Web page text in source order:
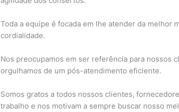
Toda a equipe é focada em lhe atender da melhor
cordialidade.
Nos preocupamos em ser referência para nossos
orgulhamos de um pós-atendimento eficiente.
Somos gratos a todos nossos clientes,
trabalho e nos motivam a sempre buscar nosso